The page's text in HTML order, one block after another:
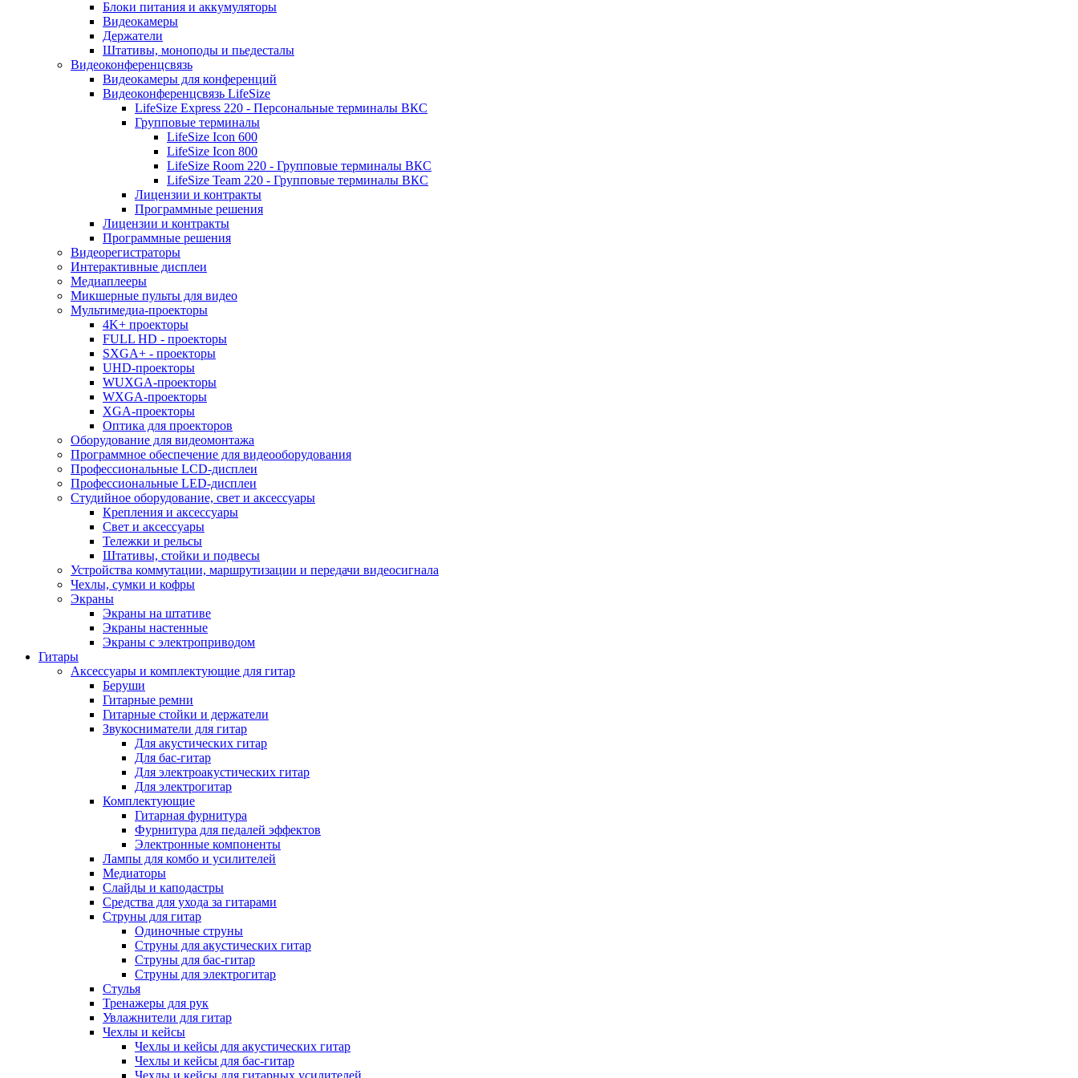
Блоки питания и аккумуляторы
Видеокамеры
Держатели
Штативы, моноподы и пьедесталы
Видеоконференцсвязь
Видеокамеры для конференций
Видеоконференцсвязь LifeSize
LifeSize Express 220 - Персональные терминалы ВКС
Групповые терминалы
LifeSize Icon 600
LifeSize Icon 800
LifeSize Room 220 - Групповые терминалы ВКС
LifeSize Team 220 - Групповые терминалы ВКС
Лицензии и контракты
Программные решения
Лицензии и контракты
Программные решения
Видеорегистраторы
Интерактивные дисплеи
Медиаплееры
Микшерные пульты для видео
Мультимедиа-проекторы
4K+ проекторы
FULL HD - проекторы
SXGA+ - проекторы
UHD-проекторы
WUXGA-проекторы
WXGA-проекторы
XGA-проекторы
Оптика для проекторов
Оборудование для видеомонтажа
Программное обеспечение для видеооборудования
Профессиональные LCD-дисплеи
Профессиональные LED-дисплеи
Студийное оборудование, свет и аксессуары
Крепления и аксессуары
Свет и аксессуары
Тележки и рельсы
Штативы, стойки и подвесы
Устройства коммутации, маршрутизации и передачи видеосигнала
Чехлы, сумки и кофры
Экраны
Экраны на штативе
Экраны настенные
Экраны с электроприводом
Гитары
Аксессуары и комплектующие для гитар
Беруши
Гитарные ремни
Гитарные стойки и держатели
Звукосниматели для гитар
Для акустических гитар
Для бас-гитар
Для электроакустических гитар
Для электрогитар
Комплектующие
Гитарная фурнитура
Фурнитура для педалей эффектов
Электронные компоненты
Лампы для комбо и усилителей
Медиаторы
Слайды и каподастры
Средства для ухода за гитарами
Струны для гитар
Одиночные струны
Струны для акустических гитар
Струны для бас-гитар
Струны для электрогитар
Стулья
Тренажеры для рук
Увлажнители для гитар
Чехлы и кейсы
Чехлы и кейсы для акустических гитар
Чехлы и кейсы для бас-гитар
Чехлы и кейсы для гитарных усилителей